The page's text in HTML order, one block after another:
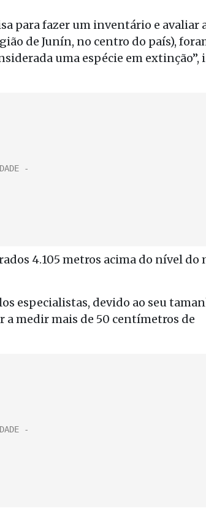
para fazer um inventário e avaliar
de Junín, no centro do país),
uma espécie em extinção”,
4.105 metros acima do nível do
especialistas, devido ao seu
a medir mais de 50 centímetros de